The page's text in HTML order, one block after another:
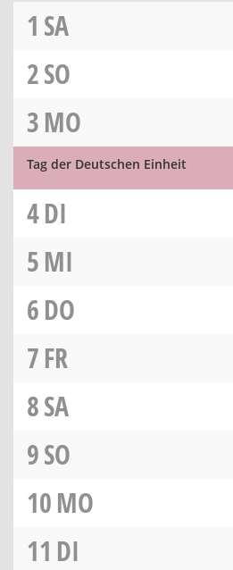
1 SA
2SO
3MO
Tag der Deutschen Einheit
4DI
5MI
6DO
7FR
8SA
9SO
10MO
11 DI